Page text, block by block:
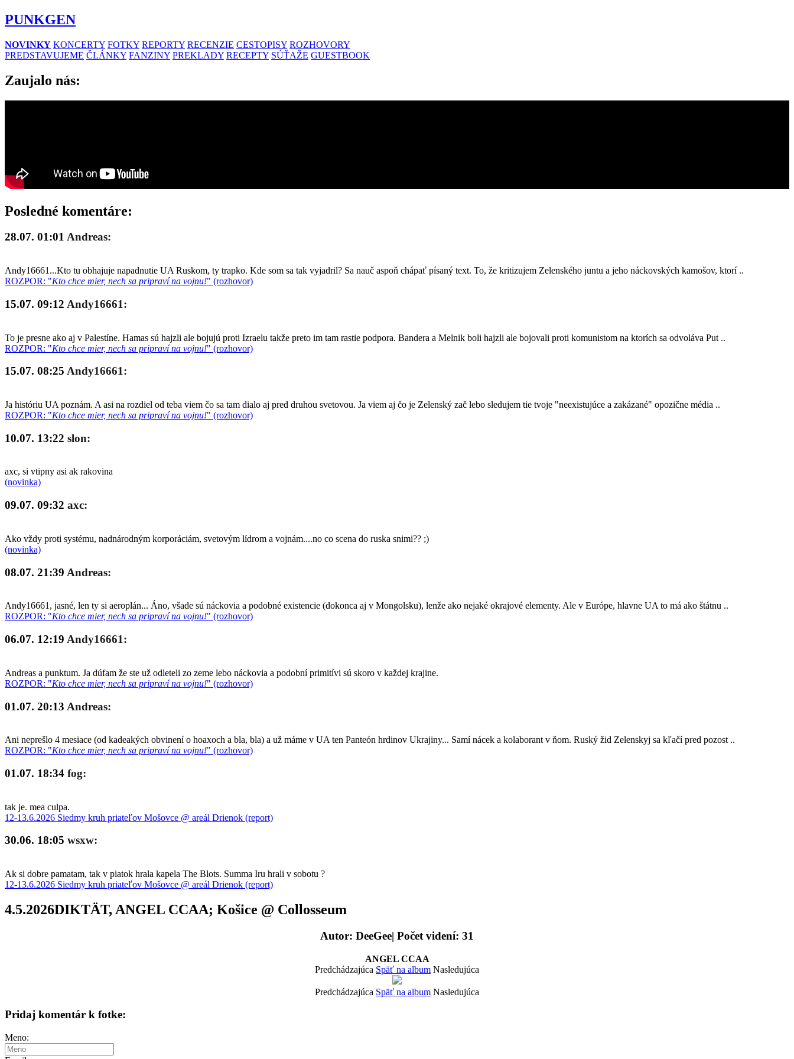
PUNKGEN
NOVINKY KONCERTY FOTKY REPORTY RECENZIE CESTOPISY ROZHOVORY
PREDSTAVUJEME ČLÁNKY FANZINY PREKLADY RECEPTY SÚŤAŽE GUESTBOOK
Zaujalo nás:
Posledné komentáre:
28.07. 01:01 Andreas:
Andy16661...Kto tu obhajuje napadnutie UA Ruskom, ty trapko. Kde som sa tak vyjadril? Sa nauč aspoň chápať písaný text. To, že kritizujem Zelenského juntu a jeho náckovských kamošov, ktorí ..
ROZPOR: "Kto chce mier, nech sa pripraví na vojnu!" (rozhovor)
15.07. 09:12 Andy16661:
To je presne ako aj v Palestíne. Hamas sú hajzli ale bojujú proti Izraelu takže preto im tam rastie podpora. Bandera a Melnik boli hajzli ale bojovali proti komunistom na ktorích sa odvoláva Put ..
ROZPOR: "Kto chce mier, nech sa pripraví na vojnu!" (rozhovor)
15.07. 08:25 Andy16661:
Ja históriu UA poznám. A asi na rozdiel od teba viem čo sa tam dialo aj pred druhou svetovou. Ja viem aj čo je Zelenský zač lebo sledujem tie tvoje "neexistujúce a zakázané" opozične média ..
ROZPOR: "Kto chce mier, nech sa pripraví na vojnu!" (rozhovor)
10.07. 13:22 slon:
axc, si vtipny asi ak rakovina
(novinka)
09.07. 09:32 axc:
Ako vždy proti systému, nadnárodným korporáciám, svetovým lídrom a vojnám....no co scena do ruska snimi?? ;)
(novinka)
08.07. 21:39 Andreas:
Andy16661, jasné, len ty si aeroplán... Áno, všade sú náckovia a podobné existencie (dokonca aj v Mongolsku), lenže ako nejaké okrajové elementy. Ale v Európe, hlavne UA to má ako štátnu ..
ROZPOR: "Kto chce mier, nech sa pripraví na vojnu!" (rozhovor)
06.07. 12:19 Andy16661:
Andreas a punktum. Ja dúfam že ste už odleteli zo zeme lebo náckovia a podobní primitívi sú skoro v každej krajine.
ROZPOR: "Kto chce mier, nech sa pripraví na vojnu!" (rozhovor)
01.07. 20:13 Andreas:
Ani neprešlo 4 mesiace (od kadeakých obvinení o hoaxoch a bla, bla) a už máme v UA ten Panteón hrdinov Ukrajiny... Samí nácek a kolaborant v ňom. Ruský žid Zelenskyj sa kľačí pred pozost ..
ROZPOR: "Kto chce mier, nech sa pripraví na vojnu!" (rozhovor)
01.07. 18:34 fog:
tak je. mea culpa.
12-13.6.2026 Siedmy kruh priateľov Mošovce @ areál Drienok (report)
30.06. 18:05 wsxw:
Ak si dobre pamatam, tak v piatok hrala kapela The Blots. Summa Iru hrali v sobotu ?
12-13.6.2026 Siedmy kruh priateľov Mošovce @ areál Drienok (report)
4.5.2026DIKTÄT, ANGEL CCAA; Košice @ Collosseum
Autor: DeeGee| Počet videní: 31
ANGEL CCAA
Predchádzajúca Späť na album Nasledujúca
Predchádzajúca Späť na album Nasledujúca
Pridaj komentár k fotke:
Meno: